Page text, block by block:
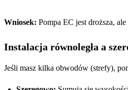
Wniosek: Pompa EC jest droższa,
Instalacja równoległa a
Jeśli masz kilka obwodów (strefy),